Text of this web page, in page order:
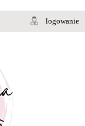
logowanie